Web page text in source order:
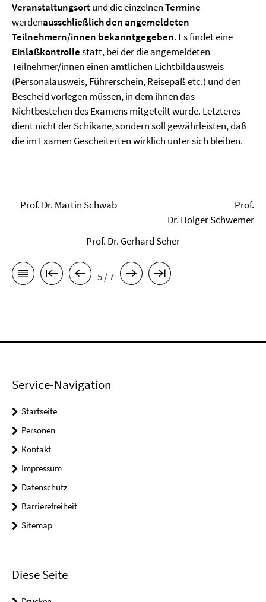
Veranstaltungsortund die einzelnenTermine
werdenausschließlich den angemeldeten
Teilnehmern/innen bekanntgegeben. Es findet eine
Einlaßkontrollestatt, bei der die angemeldeten
Teilnehmer/innen einen amtlichen Lichtbildausweis
(Personalausweis, Führerschein, Reisepaß etc.) und den
Bescheid vorlegen müssen, in dem ihnen das
Nichtbestehen des Examens mitgeteilt wurde. Letzteres
dient nicht der Schikane, sondern soll gewährleisten, daß
die im Examen Gescheiterten wirklich unter sich bleiben.
Prof. Dr. Martin Schwab Prof.
Dr. Holger Schwemer
Prof. Dr. Gerhard Seher
5 / 7
Service-Navigation
Startseite
Personen
Kontakt
Impressum
Datenschutz
Barrierefreiheit
Sitemap
Diese Seite